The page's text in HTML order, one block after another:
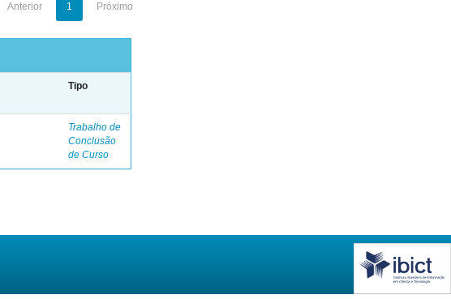
Anterior 1 Próximo
Tipo
Trabalho de
Conclusão
de Curso